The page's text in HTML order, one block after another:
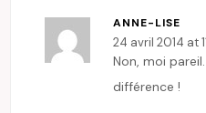
ANNE-LISE
24 avril 2014 at
Non, moi
différence !